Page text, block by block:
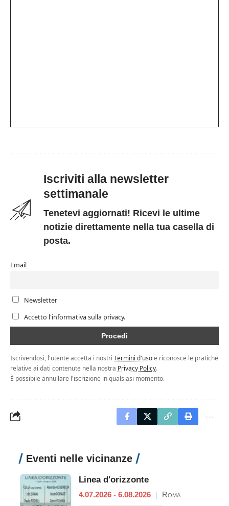
Iscriviti alla newsletter
settimanale
Tenetevi aggiornati! Ricevi le ultime
notizie direttamente nella tua casella di
posta.
Email
Newsletter
Accetto l'informativa sulla privacy.
Iscrivendosi, l'utente accetta i nostri Termini d'usoe riconosce le pratiche
relative ai dati contenute nella nostra Privacy Policy.
È possibile annullare l'iscrizione in qualsiasi momento.
Eventi nelle vicinanze
Linea d'orizzonte
4.07.2026 - 6.08.2026 | Roma